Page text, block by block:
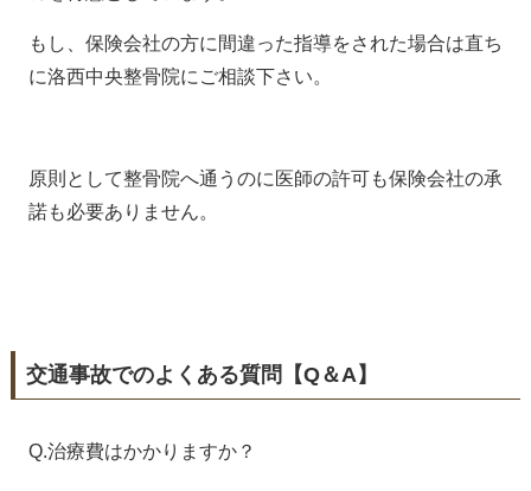
もし、保険会社の方に間違った指導をされた場合は直ち
に洛西中央整骨院にご相談下さい。
原則として整骨院へ通うのに医師の許可も保険会社の承
諾も必要ありません。
交通事故でのよくある質問【Q＆A】
Q.治療費はかかりますか？